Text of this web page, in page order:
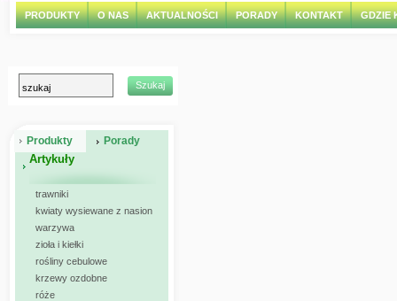
PRODUKTY O NAS AKTUALNOŚCI PORADY KONTAKT GDZIE
Produkty Porady
Artykuły
trawniki
kwiaty wysiewane z nasion
warzywa
zioła i kiełki
rośliny cebulowe
krzewy ozdobne
róże